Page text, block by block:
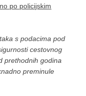
po policijskim
s podacima pod
cestovnog
prethodnih godina
preminule